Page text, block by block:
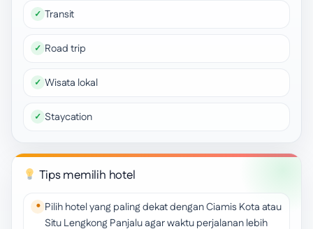
Transit
Road trip
Wisata lokal
Staycation
Tips memilih hotel
Pilih hotel yang paling dekat dengan Ciamis Kota atau
Situ Lengkong Panjalu agar waktu perjalanan lebih